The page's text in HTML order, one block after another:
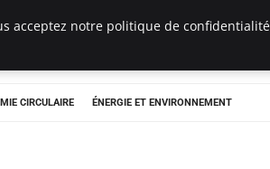
CIRCULAIRE ÉNERGIE ET ENVIRONNEMENT
acceptez notre politique de